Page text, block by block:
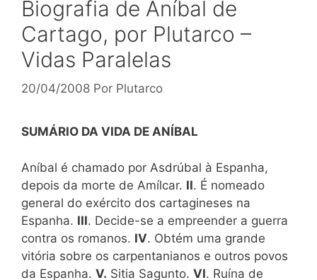
Biografia de Aníbal de
Cartago, por Plutarco –
Vidas Paralelas
20/04/2008 Por Plutarco
SUMÁRIO DA VIDA DE ANÍBAL
Aníbal é chamado por Asdrúbal à Espanha,
depois da morte de Amílcar. II. É nomeado
general do exército dos cartagineses na
Espanha. III. Decide-se a empreender a guerra
contra os romanos. IV. Obtém uma grande
vitória sobre os carpentanianos e outros povos
da Espanha. V. Sitia Sagunto. VI. Ruína de